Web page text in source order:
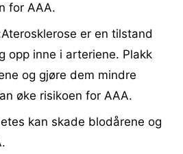
for AAA.
er en tilstand
opp inne i arteriene. Plakk
og gjøre dem mindre
øke risikoen for AAA.
kan skade blodårene og